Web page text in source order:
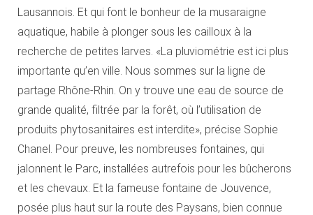
Lausannois. Et qui font le bonheur de la musaraigne
aquatique, habile à plonger sous les cailloux à la
recherche de petites larves. «La pluviométrie est ici plus
importante qu’en ville. Nous sommes sur la ligne de
partage Rhône-Rhin. On y trouve une eau de source de
grande qualité, filtrée par la forêt, où l’utilisation de
produits phytosanitaires est interdite», précise Sophie
Chanel. Pour preuve, les nombreuses fontaines, qui
jalonnent le Parc, installées autrefois pour les bûcherons
et les chevaux. Et la fameuse fontaine de Jouvence,
posée plus haut sur la route des Paysans, bien connue